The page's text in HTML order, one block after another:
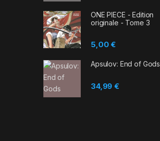
ONE PIECE - Edition
originale - Tome 3
5,00€
Apsulov: End of Gods
34,99€